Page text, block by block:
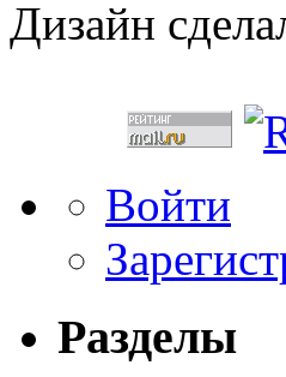
Дизайн
Войти
Разделы